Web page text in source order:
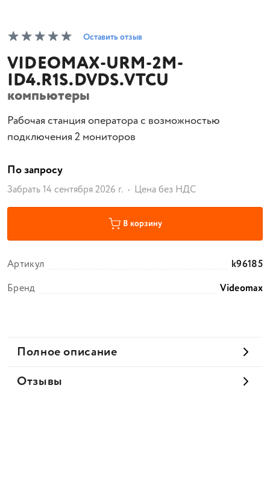
Оставить отзыв
VIDEOMAX-URM-2M-
ID4.R1S.DVDS.VTCU
компьютеры
Рабочая станция оператора с возможностью
подключения 2 мониторов
По запросу
Забрать 14 сентября 2026 г. Цена без НДС
В корзину
Артикул
k96185
Бренд
Videomax
Полное описание
Отзывы